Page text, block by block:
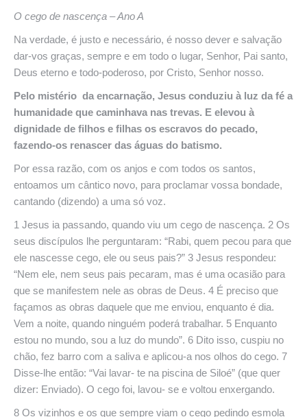
O cego de nascença – Ano A
Na verdade, é justo e necessário, é nosso dever e salvação
dar-vos graças, sempre e em todo o lugar, Senhor, Pai santo,
Deus eterno e todo-poderoso, por Cristo, Senhor nosso.
Pelo mistério da encarnação, Jesus conduziu à luz da fé a
humanidade que caminhava nas trevas. E elevou à
dignidade de filhos e filhas os escravos do pecado,
fazendo-os renascer das águas do batismo.
Por essa razão, com os anjos e com todos os santos,
entoamos um cântico novo, para proclamar vossa bondade,
cantando (dizendo) a uma só voz.
1 Jesus ia passando, quando viu um cego de nascença. 2 Os
seus discípulos lhe perguntaram: “Rabi, quem pecou para que
ele nascesse cego, ele ou seus pais?” 3 Jesus respondeu:
“Nem ele, nem seus pais pecaram, mas é uma ocasião para
que se manifestem nele as obras de Deus. 4 É preciso que
façamos as obras daquele que me enviou, enquanto é dia.
Vem a noite, quando ninguém poderá trabalhar. 5 Enquanto
estou no mundo, sou a luz do mundo”. 6 Dito isso, cuspiu no
chão, fez barro com a saliva e aplicou-a nos olhos do cego. 7
Disse-lhe então: “Vai lavar- te na piscina de Siloé” (que quer
dizer: Enviado). O cego foi, lavou- se e voltou enxergando.
8 Os vizinhos e os que sempre viam o cego pedindo esmola